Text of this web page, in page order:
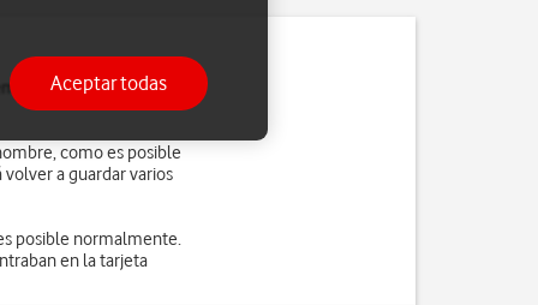
o permanente.
como es posible
a guardar varios
posible normalmente.
en la tarjeta
Aceptar todas